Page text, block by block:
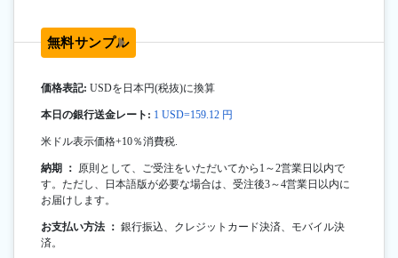
無料サンプル
価格表記: USDを日本円(税抜)に換算
本日の銀行送金レート: 1 USD=159.12 円
米ドル表示価格+10％消費税.
納期 ： 原則として、ご受注をいただいてから1～2営業日以内で
す。ただし、日本語版が必要な場合は、受注後3～4営業日以内に
お届けします。
お支払い方法 ： 銀行振込、クレジットカード決済、モバイル決
済。